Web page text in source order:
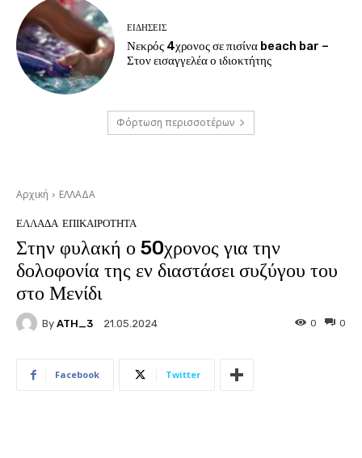
ΕΙΔΗΣΕΙΣ
Νεκρός 4χρονος σε πισίνα beach bar –
Στον εισαγγελέα ο ιδιοκτήτης
Φόρτωση περισσοτέρων